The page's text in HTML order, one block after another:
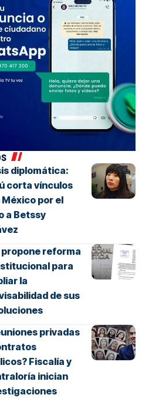
diplomática:
corta vínculos
México por el
a Betssy
propone reforma
para
la
de sus
privadas
Fiscalía y
inician